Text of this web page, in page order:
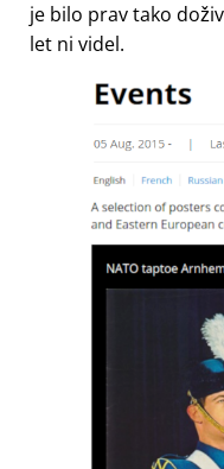
je bilo prav tako
let ni videl.